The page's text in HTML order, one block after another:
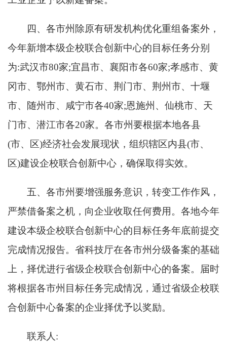
四、各市州除原有研发机构优化重组备案外，
今年新增本级企校联合创新中心的目标任务分别
为:武汉市80家;宜昌市、襄阳市各60家;孝感市、黄
冈市、鄂州市、黄石市、荆门市、荆州市、十堰
市、随州市、咸宁市各40家;恩施州、仙桃市、天
门市、潜江市各20家。各市州要根据本地各县
(市、区)经济社会发展现状，组织辖区内县(市、
区)建设企校联合创新中心，确保取得实效。
五、各市州要增强服务意识，转变工作作风，
严禁借备案之机，向企业收取任何费用。各地今年
建设本级企校联合创新中心的目标任务年底前提交
完成情况报告。省科技厅在各市州分级备案的基础
上，择优进行省级企校联合创新中心的备案。届时
将根据各市州目标任务完成情况，通过省级企校联
合创新中心备案的企业择优予以奖励。
联系人: